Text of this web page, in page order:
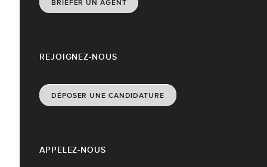
REJOIGNEZ-NOUS
DÉPOSER UNE CANDIDATURE
APPELEZ-NOUS
BRIEFER UN AGENT